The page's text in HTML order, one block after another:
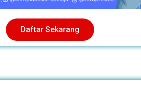
Daftar Sekarang